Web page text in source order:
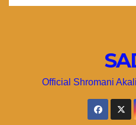
Official Shromani